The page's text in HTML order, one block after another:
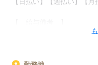
＼
営業担当が必ず1名つきま
マンツーマンで就業をサポ
お仕事のお悩みからプライ